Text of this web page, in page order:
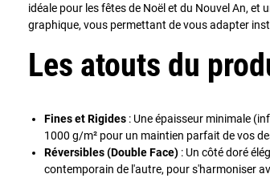
idéale pour les fêtes de Noël et du Nouvel An, et
graphique, vous permettant de vous adapter
Les atouts du
Fines et Rigides : Une épaisseur minimale
1000 g/m² pour un maintien parfait de vos
Réversibles (Double Face) : Un côté doré
contemporain de l'autre, pour s'harmoniser